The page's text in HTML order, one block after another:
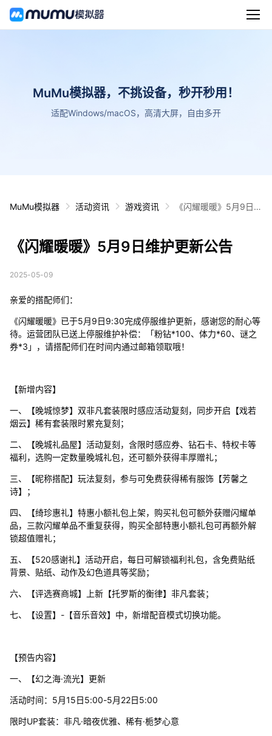
MuMu模拟器，不挑设备，秒开秒用！
适配Windows/macOS，高清大屏，自由多开
MuMu模拟器 活动资讯 游戏资讯
《闪耀暖暖》5月9日维
《闪耀暖暖》5月9日维护更新公告
2025-05-09
亲爱的搭配师们：
《闪耀暖暖》已于5月9日9:30完成停服维护更新，感谢您的耐心等
待。运营团队已送上停服维护补偿：「粉钻*100、体力*60、谜之
券*3」，请搭配师们在时间内通过邮箱领取哦！
【新增内容】
一、【晚城惊梦】双非凡套装限时感应活动复刻，同步开启【戏若
烟云】稀有套装限时累充复刻；
二、【晚城礼品屋】活动复刻，含限时感应券、钻石卡、特权卡等
福利，选购一定数量晚城礼包，还可额外获得丰厚赠礼；
三、【昵称搭配】玩法复刻，参与可免费获得稀有服饰【芳馨之
诗】；
四、【绮珍惠礼】特惠小额礼包上架，购买礼包可额外获赠闪耀单
品，三款闪耀单品不重复获得，购买全部特惠小额礼包可再额外解
锁超值赠礼；
五、【520感谢礼】活动开启，每日可解锁福利礼包，含免费贴纸
背景、贴纸、动作及幻色道具等奖励；
六、【评选赛商城】上新【托罗斯的衡律】非凡套装；
七、【设置】-【音乐音效】中，新增配音模式切换功能。
【预告内容】
一、【幻之海·流光】更新
活动时间：5月15日5:00-5月22日5:00
限时UP套装：非凡·暗夜优雅、稀有·栀梦心意